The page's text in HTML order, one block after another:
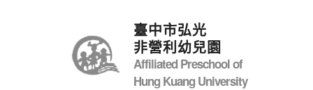
臺中市弘光
非營利幼兒園
Affiliated Preschool of
Hung Kuang University